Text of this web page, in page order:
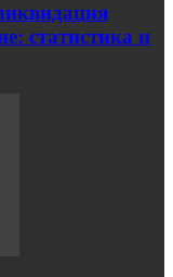
статистика и